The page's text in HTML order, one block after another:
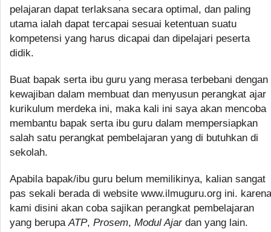
pelajaran dapat terlaksana secara optimal, dan paling
utama ialah dapat tercapai sesuai ketentuan suatu
kompetensi yang harus dicapai dan dipelajari peserta
didik.
Buat bapak serta ibu guru yang merasa terbebani dengan
kewajiban dalam membuat dan menyusun perangkat ajar
kurikulum merdeka ini, maka kali ini saya akan mencoba
membantu bapak serta ibu guru dalam mempersiapkan
salah satu perangkat pembelajaran yang di butuhkan di
sekolah.
Apabila bapak/ibu guru belum memilikinya, kalian sangat
pas sekali berada di website www.ilmuguru.org ini. karena
kami disini akan coba sajikan perangkat pembelajaran
yang berupa ATP, Prosem, Modul Ajardan yang lain.